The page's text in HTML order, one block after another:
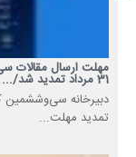
مهلت ارسال مقالات
31 مرداد تمدید شد/...
تمدید مهلت...